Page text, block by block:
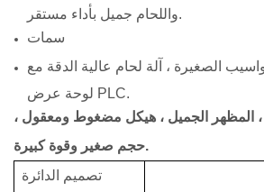
سمات
الصغيرة ، آلة لحام عالية الدقة مع
لوحة عرض PLC.
، المظهر الجميل ، هيكل مضغوط ومعقول ،
حجم صغير وقوة كبيرة.
تصميم الدائرة